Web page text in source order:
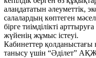
алаңдататын әлеуметтік,
салалардың көптеген
бірге тиімділікті
жүйенің жұмыс істеуі.
Кабинеттер қолданыстағы
танысу үшін “Әділет”